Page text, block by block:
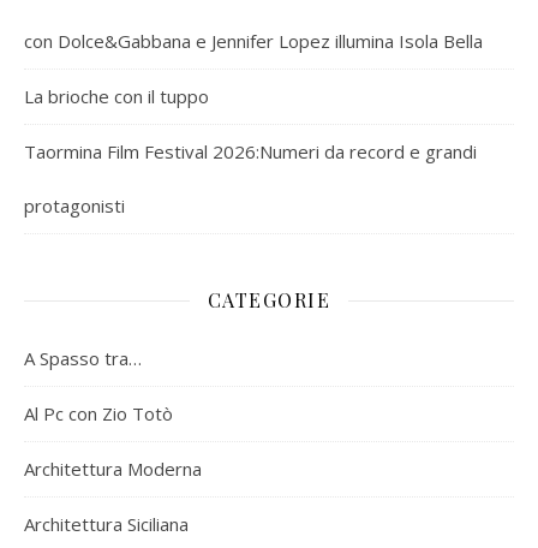
con Dolce&Gabbana e Jennifer Lopez illumina Isola Bella
La brioche con il tuppo
Taormina Film Festival 2026:Numeri da record e grandi
protagonisti
CATEGORIE
A Spasso tra…
Al Pc con Zio Totò
Architettura Moderna
Architettura Siciliana